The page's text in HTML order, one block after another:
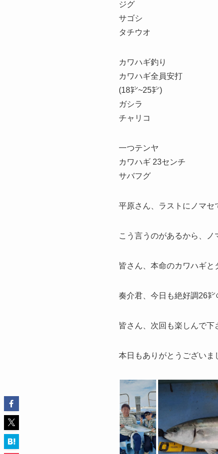
ジグ
サゴシ
タチウオ
カワハギ釣り
カワハギ全員安打
(18㌢~25㌢)
ガシラ
チャリコ
一つテンヤ
カワハギ 23センチ
サバフグ
平原さん、ラストにノマセ
こう言うのがあるから、
皆さん、本命のカワハギと
奏介君、今日も絶好調26㌢
皆さん、次回も楽しんで下
本日もありがとうございま